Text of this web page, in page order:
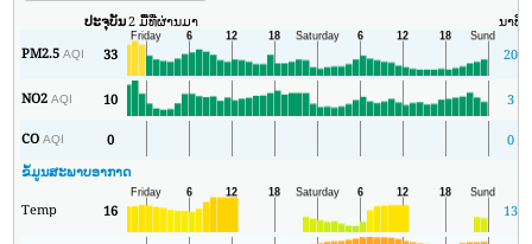
ປະຈຸບັນ2 ມື້ທີ່ຜ່ານມາ ນາທີ
PM2.5AQI 33 20
NO2AQI 10 3
COAQI 0
0
ຂໍ້ມູນສະພາບອາກາດ
Temp 16 13